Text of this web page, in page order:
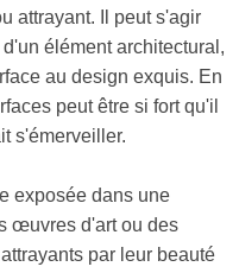
attrayant. Il peut s'agir
élément architectural,
au design exquis. En
peut être si fort qu'il
s'émerveiller.
exposée dans une
œuvres d'art ou des
par leur beauté